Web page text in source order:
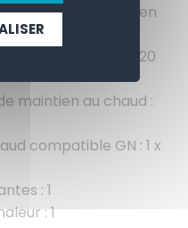
la plaque de maintien
au chaud : 320
maintien au chaud :
compatible GN : 1 x
: 1
: 1